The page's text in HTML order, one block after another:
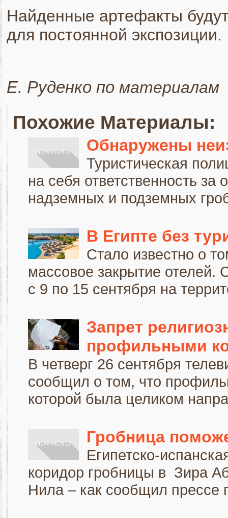
Найденные артефакты
для постоянной экспозиции.
Е. Руденко по материалам
Похожие Материалы:
Обнаружены
Туристическая
на себя ответственность
надземных и подземных
В Египте без
Cтало известно о
массовое закрытие отелей.
с 9 по 15 сентября на
Запрет
профильными
В четверг 26 сентября
сообщил о том, что
которой была целиком
Гробница
Египетско-
коридор гробницы в Зира
Нила – как сообщил прессе